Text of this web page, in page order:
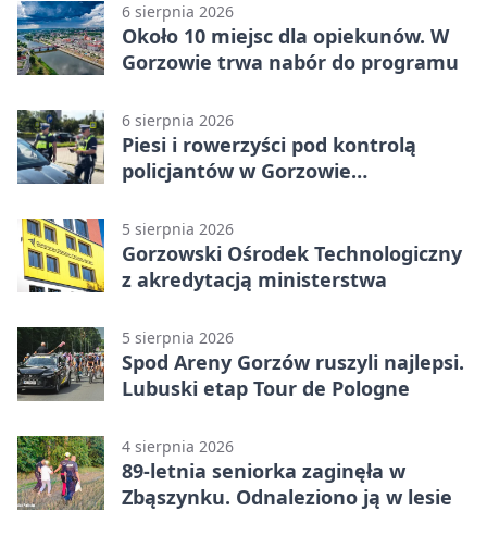
6 sierpnia 2026
Około 10 miejsc dla opiekunów. W
Gorzowie trwa nabór do programu
6 sierpnia 2026
Piesi i rowerzyści pod kontrolą
policjantów w Gorzowie
5 sierpnia 2026
Gorzowski Ośrodek Technologiczny
z akredytacją ministerstwa
5 sierpnia 2026
Spod Areny Gorzów ruszyli najlepsi.
Lubuski etap Tour de Pologne
4 sierpnia 2026
89-letnia seniorka zaginęła w
Zbąszynku. Odnaleziono ją w lesie